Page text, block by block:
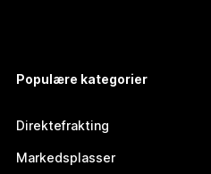
Populære kategorier
Direktefrakting
Markedsplasser